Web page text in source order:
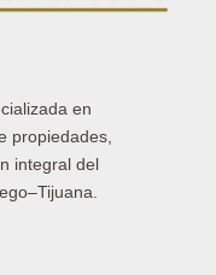
en
propiedades,
integral del